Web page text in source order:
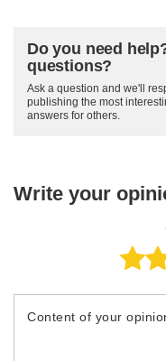
Do you need
questions?
Ask a question and we'll
publishing the most
answers for others.
Write your
Content of your